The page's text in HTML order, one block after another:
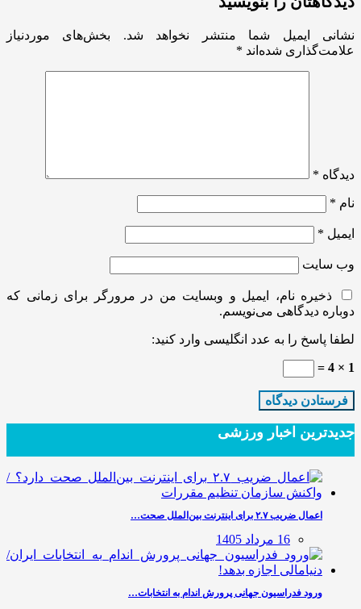
نشانی ایمیل شما منتشر نخواهد شد.
بخش‌های موردنیاز
علامت‌گذاری شده‌اند *
دیدگاه *
نام *
ایمیل *
وب‌ سایت
ذخیره نام، ایمیل و وبسایت من در مرورگر برای زمانی که
دوباره دیدگاهی می‌نویسم.
لطفا پاسخ را به عدد انگلیسی وارد کنید:
1 × 4 =
جدیدترین‌ اخبار ورزشی
اعمال ضریب ۲.۷ برای اینترنت بین‌الملل صحت…
16 مرداد 1405
ورود فدراسیون جهانی پرورش اندام به انتخابات…